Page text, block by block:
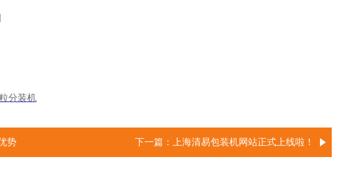
分装机
势 下一篇： 上海清易包装机网站正式上线啦！